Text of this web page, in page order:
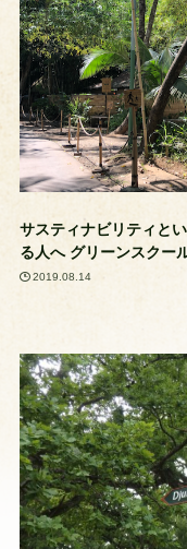
サスティナビリティと
る人へ グリーンスクー
2019.08.14